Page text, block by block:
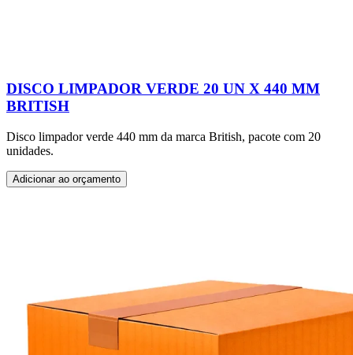
DISCO LIMPADOR VERDE 20 UN X 440 MM
BRITISH
Disco limpador verde 440 mm da marca British, pacote com 20
unidades.
Adicionar ao orçamento